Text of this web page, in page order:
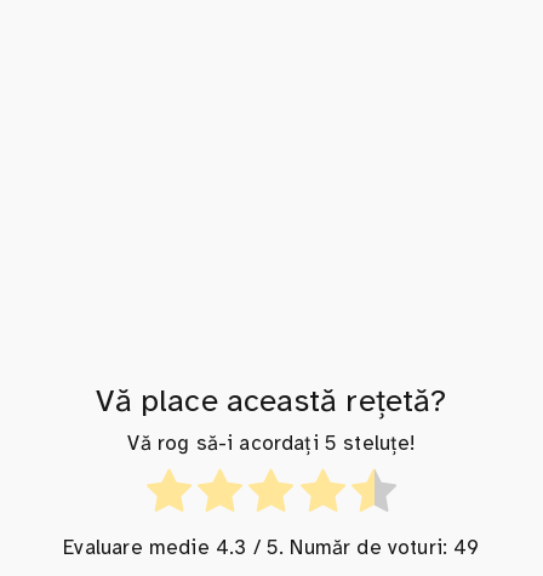
Vă place această rețetă?
Vă rog să-i acordați 5 steluțe!
Evaluare medie 4.3 / 5. Număr de voturi: 49